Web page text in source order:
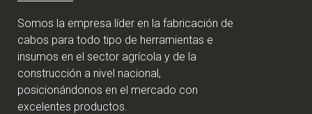
Somos la empresa líder en la fabricación de
cabos para todo tipo de herramientas e
insumos en el sector agrícola y de la
construcción a nivel nacional,
posicionándonos en el mercado con
excelentes productos.